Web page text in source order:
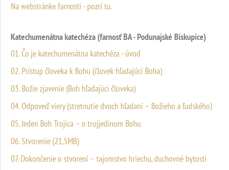
Na webstránke farnosti - pozri tu.
Katechumenátna katechéza (farnosť BA - Podunajské Biskupice)
01. Čo je katechumenátna katechéza - úvod
02. Prístup človeka k Bohu (človek hľadajúci Boha)
03. Božie zjavenie (Boh hľadajúci človeka)
04. Odpoveď viery (stretnutie dvoch hľadaní – Božieho a ľudského)
05. Jeden Boh Trojica – o trojjedinom Bohu
06. Stvorenie (21,5MB)
07. Dokončenie o stvorení – tajomstvo hriechu, duchovné bytosti